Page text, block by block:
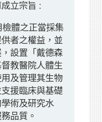
立宗旨 :
體之正當採集
者之權益，並
設置「戴德森
教醫院人體生
及管理其生物
援臨床與基礎
術及研究水
品質。